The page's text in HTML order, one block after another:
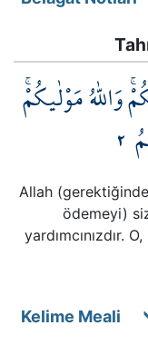
وَاللّٰهُ مَوْلٰيكُمْۚ
٢
Allah
ödemeyi)
yardımcınızdır.
Kelime Meali